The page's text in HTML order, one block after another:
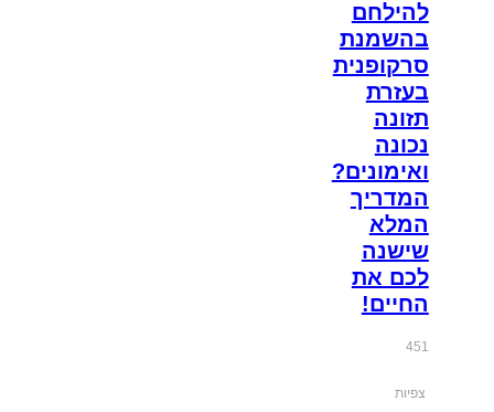
להילחם
בהשמנת
סרקופנית
בעזרת
תזונה
נכונה
ואימונים?
המדריך
המלא
שישנה
לכם את
החיים!
451
צפיות